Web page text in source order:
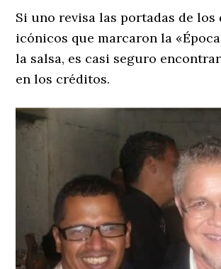
Si uno revisa las portadas de los
icónicos que marcaron la
la salsa, es casi seguro
en los créditos.